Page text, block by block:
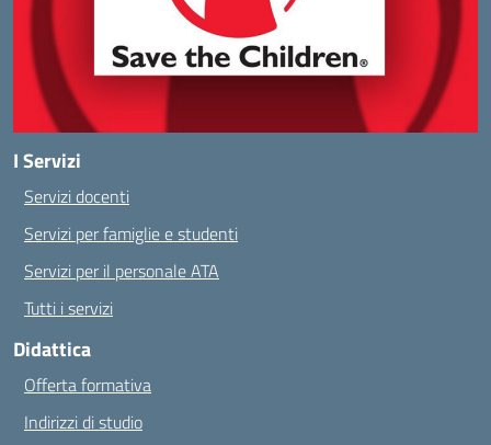
I Servizi
Servizi docenti
Servizi per famiglie e studenti
Servizi per il personale ATA
Tutti i servizi
Didattica
Offerta formativa
Indirizzi di studio